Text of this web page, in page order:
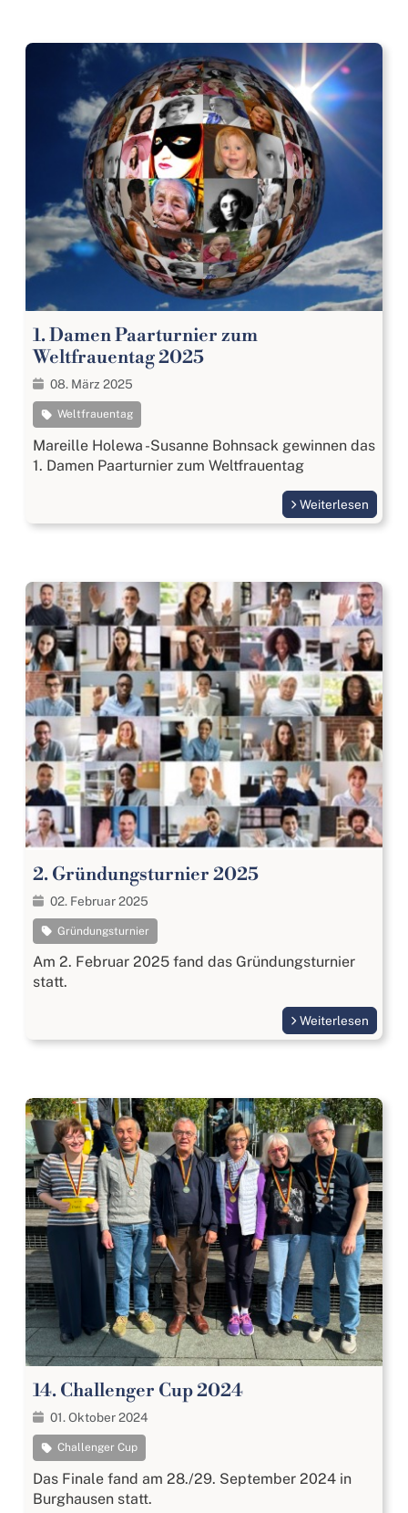
1. Damen Paarturnier zum
Weltfrauentag 2025
08. März 2025
Weltfrauentag
Mareille Holewa -Susanne Bohnsack gewinnen das
1. Damen Paarturnier zum Weltfrauentag
Weiterlesen
2. Gründungsturnier 2025
02. Februar 2025
Gründungsturnier
Am 2. Februar 2025 fand das Gründungsturnier
statt.
Weiterlesen
14. Challenger Cup 2024
01. Oktober 2024
Challenger Cup
Das Finale fand am 28./29. September 2024 in
Burghausen statt.